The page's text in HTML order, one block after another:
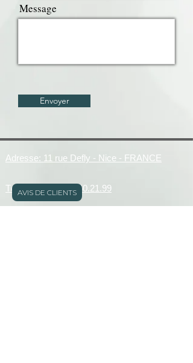
Message
Envoyer
Adresse: 11 rue Defly - Nice - FRANCE
Téléphone: 06.05.50.21.99
AVIS DE CLIENTS